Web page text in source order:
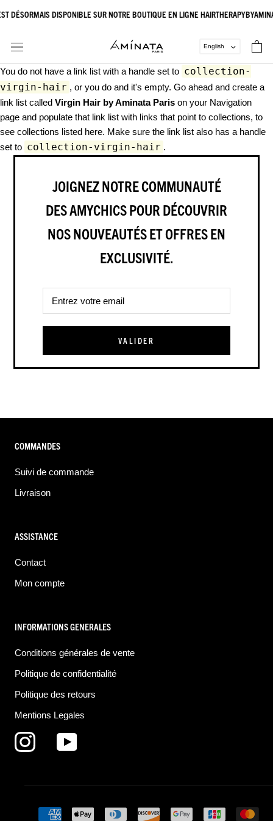
au
DÉSORMAIS DISPONIBLE SUR NOTRE BOUTIQUE EN LIGNE
You do not have a link list with a handle set to collection-
virgin-hair , or you do and it's empty. Go ahead and create a
link list called Virgin Hair by Aminata Paris on your Navigation
page and populate that link list with links that point to collections, to
see collections listed here. Make sure the link list also has a handle
set to collection-virgin-hair .
JOIGNEZ NOTRE COMMUNAUTÉ
DES AMYCHICS POUR DÉCOUVRIR
NOS NOUVEAUTÉS ET OFFRES EN
EXCLUSIVITÉ.
VALIDER
COMMANDES
Suivi de commande
Livraison
ASSISTANCE
Contact
Mon compte
INFORMATIONS GENERALES
Conditions générales de vente
Politique de confidentialité
Politique des retours
Mentions Legales